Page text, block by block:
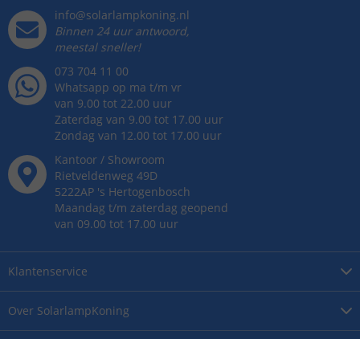
Over SolarlampKoning
Klantenservice
info@solarlampkoning.nl
Binnen 24 uur antwoord,
meestal sneller!
073 704 11 00
Whatsapp op ma t/m vr
van 9.00 tot 22.00 uur
Zaterdag van 9.00 tot 17.00 uur
Zondag van 12.00 tot 17.00 uur
Kantoor / Showroom
Rietveldenweg 49D
5222AP 's Hertogenbosch
Maandag t/m zaterdag geopend
van 09.00 tot 17.00 uur